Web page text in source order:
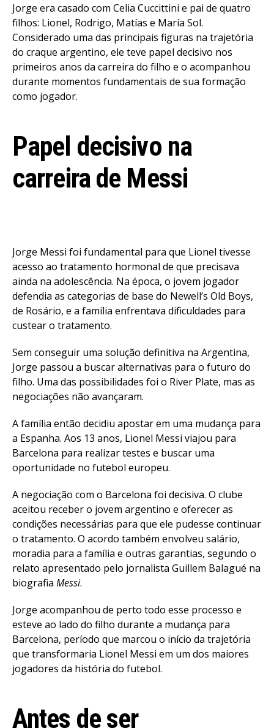
Jorge era casado com Celia Cuccittini e pai de quatro
filhos: Lionel, Rodrigo, Matías e María Sol.
Considerado uma das principais figuras na trajetória
do craque argentino, ele teve papel decisivo nos
primeiros anos da carreira do filho e o acompanhou
durante momentos fundamentais de sua formação
como jogador.
Papel decisivo na
carreira de Messi
Jorge Messi foi fundamental para que Lionel tivesse
acesso ao tratamento hormonal de que precisava
ainda na adolescência. Na época, o jovem jogador
defendia as categorias de base do Newell’s Old Boys,
de Rosário, e a família enfrentava dificuldades para
custear o tratamento.
Sem conseguir uma solução definitiva na Argentina,
Jorge passou a buscar alternativas para o futuro do
filho. Uma das possibilidades foi o River Plate, mas as
negociações não avançaram.
A família então decidiu apostar em uma mudança para
a Espanha. Aos 13 anos, Lionel Messi viajou para
Barcelona para realizar testes e buscar uma
oportunidade no futebol europeu.
A negociação com o Barcelona foi decisiva. O clube
aceitou receber o jovem argentino e oferecer as
condições necessárias para que ele pudesse continuar
o tratamento. O acordo também envolveu salário,
moradia para a família e outras garantias, segundo o
relato apresentado pelo jornalista Guillem Balagué na
biografia Messi.
Jorge acompanhou de perto todo esse processo e
esteve ao lado do filho durante a mudança para
Barcelona, período que marcou o início da trajetória
que transformaria Lionel Messi em um dos maiores
jogadores da história do futebol.
Antes de ser